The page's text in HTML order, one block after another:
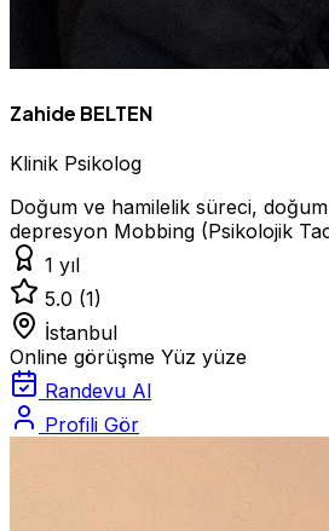
Zahide BELTEN
Klinik Psikolog
Doğum ve hamilelik süreci,
depresyon Mobbing (Psikolojik
1 yıl
5.0 (1)
İstanbul
Online görüşme Yüz yüze
Randevu Al
Profili Gör